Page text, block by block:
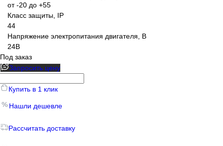
от -20 до +55
Класс защиты, IP
44
Напряжение электропитания двигателя, В
24В
Под заказ
Запросить цену
Купить в 1 клик
Нашли дешевле
Рассчитать доставку